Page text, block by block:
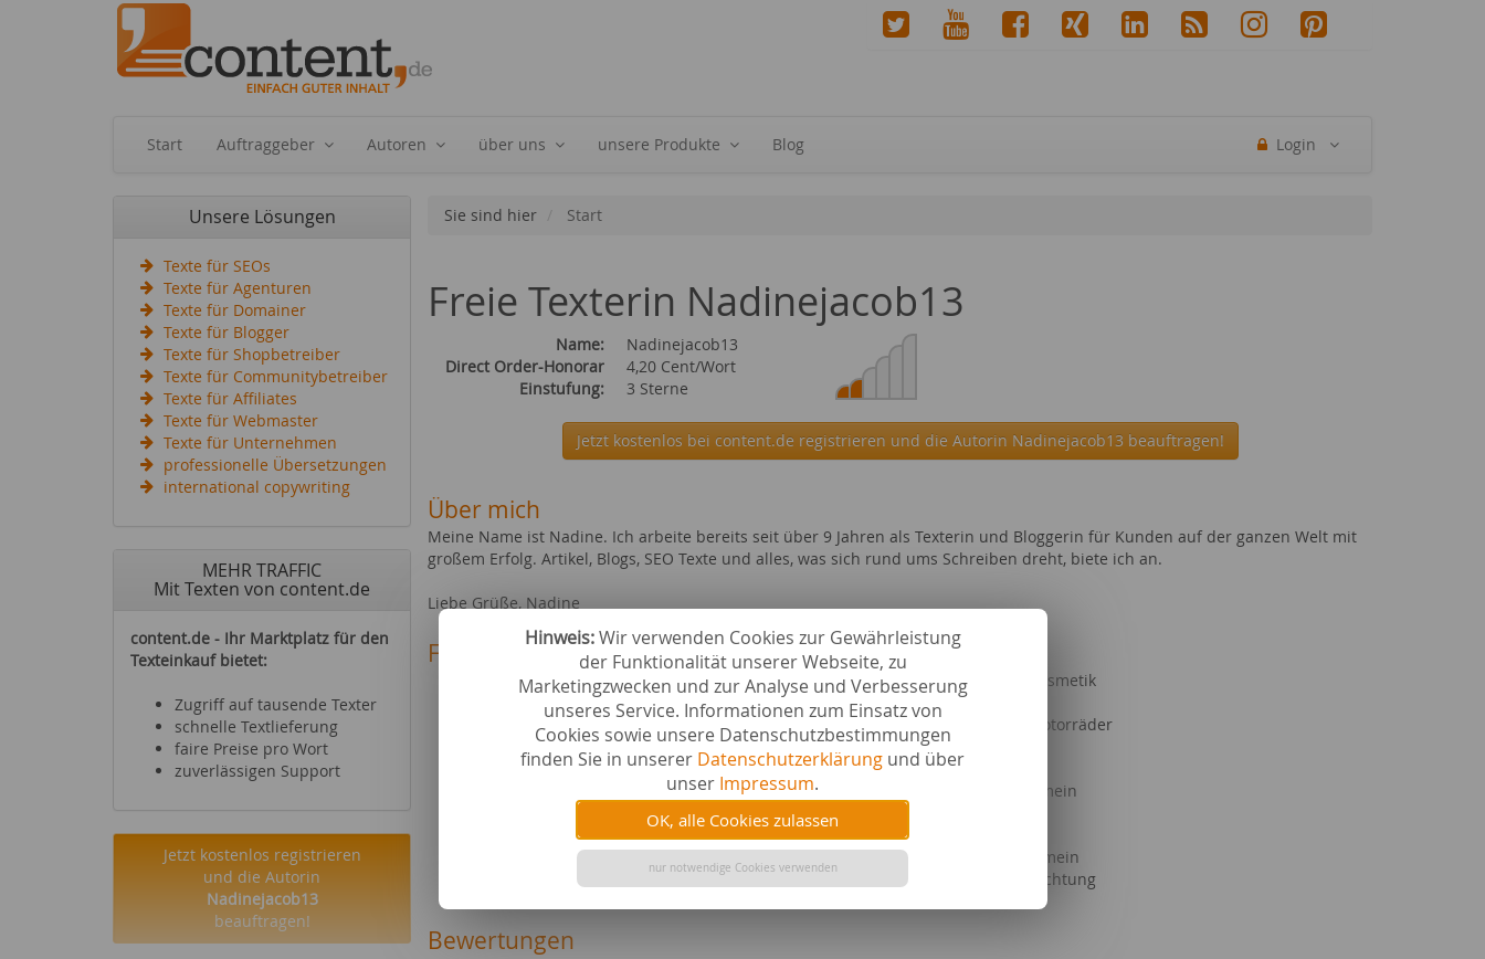
Hinweis:Wir verwenden Cookies zur Gewährleistung
der Funktionalität unserer Webseite, zu
Marketingzwecken und zur Analyse und Verbesserung
unseres Service. Informationen zum Einsatz von
Cookies sowie unsere Datenschutzbestimmungen
finden Sie in unserer Datenschutzerklärung und über
unser Impressum.
OK, alle Cookies zulassen
nur notwendige Cookies verwenden
Start Auftraggeber Autoren über uns unsere Produkte Blog Login
Unsere Lösungen
Texte für SEOs
Texte für Agenturen
Texte für Domainer
Texte für Blogger
Texte für Shopbetreiber
Texte für Communitybetreiber
Texte für Affiliates
Texte für Webmaster
Texte für Unternehmen
professionelle Übersetzungen
international copywriting
MEHR TRAFFIC
Mit Texten von content.de
content.de - Ihr Marktplatz für den
Texteinkauf bietet:
Zugriff auf tausende Texter
schnelle Textlieferung
faire Preise pro Wort
zuverlässigen Support
Jetzt kostenlos registrieren
und die Autorin
Nadinejacob13
beauftragen!
Sie sind hier Start
Freie Texterin Nadinejacob13
Name:
Nadinejacob13
Direct Order-Honorar
4,20 Cent/Wort
Einstufung:
3 Sterne
Jetzt kostenlos bei content.de registrieren und die Autorin Nadinejacob13 beauftragen!
Über mich
Meine Name ist Nadine. Ich arbeite bereits seit über 9 Jahren als Texterin und Bloggerin für Kunden auf der ganzen Welt mit
großem Erfolg. Artikel, Blogs, SEO Texte und alles, was sich rund ums Schreiben dreht, biete ich an.
Liebe Grüße, Nadine
Fachgebiete bei content.de
Hotelbeschreibungen
Sehenswürdigkeiten
Mode & Heimtextilien
Möbel & Inneneinrichtung
Haus- & Nutztiere
Gesundheit & Kosmetik
Städte & Länder
Automobile & Motorräder
Seetouristik
Hobby & Freizeit
Tourismus allgemein
Ernährung allgemein
Lampen & Beleuchtung
Bewertungen